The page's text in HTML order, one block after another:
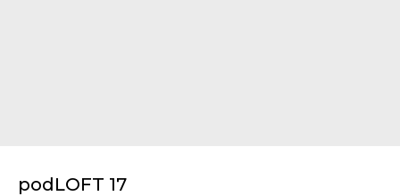
podLOFT 17